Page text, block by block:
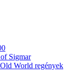
Sigmar
World regények